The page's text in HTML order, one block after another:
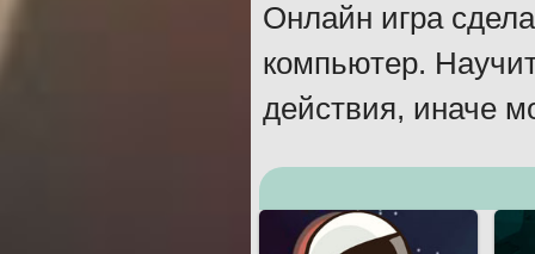
Онлайн игра
компьютер.
действия, иначе